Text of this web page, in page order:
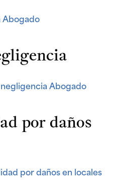
Abogado
Abogado
por daños
por daños en locales